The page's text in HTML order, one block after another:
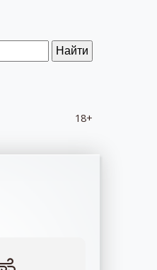
Найти
18+